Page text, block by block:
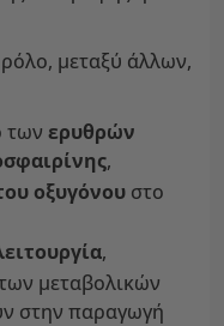
μεταξύ άλλων,
των ερυθρών
,
οξυγόνου στο
,
μεταβολικών
στην παραγωγή